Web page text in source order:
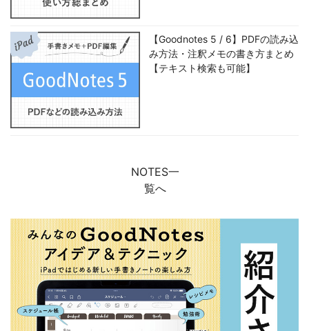
【Goodnotes 5 / 6】PDFの読み込
み方法・注釈メモの書き方まとめ
【テキスト検索も可能】
NOTES一
覧へ